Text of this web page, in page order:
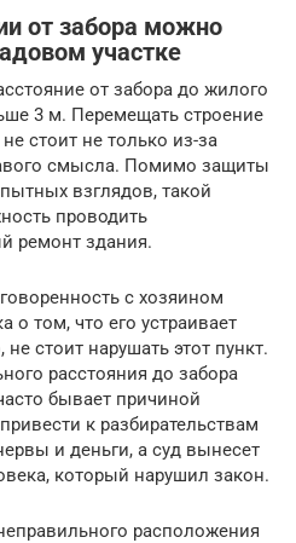
от забора можно
участке
от забора до жилого
3 м. Перемещать строение
стоит не только из-за
смысла. Помимо защиты
взглядов, такой
проводить
ремонт здания.
с хозяином
о том, что его устраивает
стоит нарушать этот пункт.
расстояния до забора
бывает причиной
к разбирательствам
и деньги, а суд вынесет
который нарушил закон.
расположения